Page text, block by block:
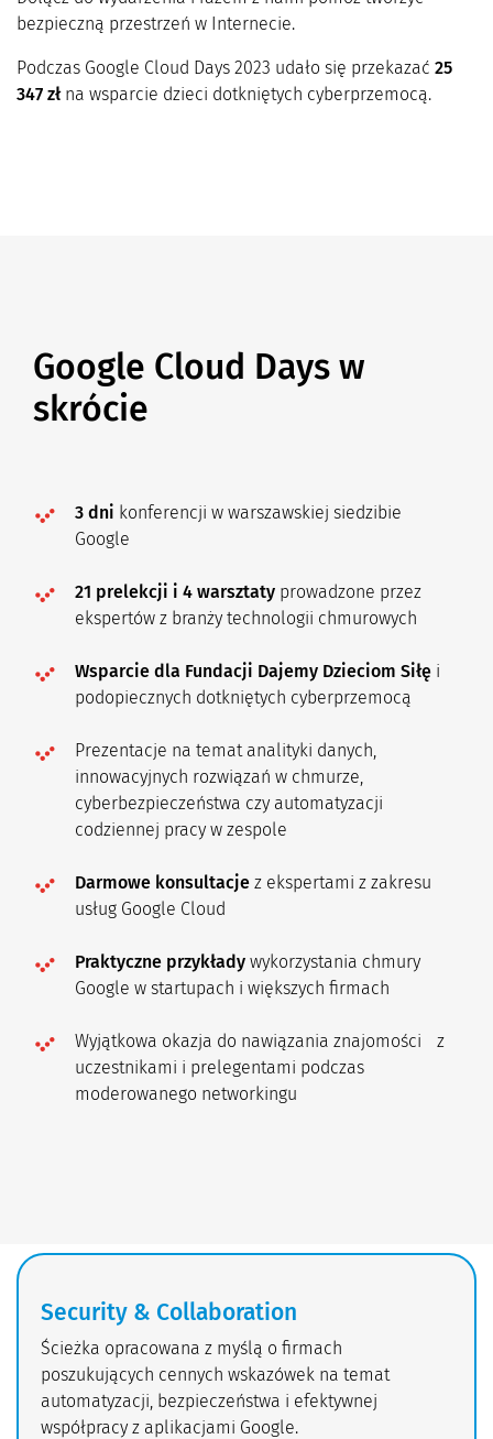
bezpieczną przestrzeń w Internecie.
Podczas Google Cloud Days 2023 udało się przekazać 25
347 złna wsparcie dzieci dotkniętych cyberprzemocą.
Google Cloud Days w
skrócie
3 dni konferencji w warszawskiej siedzibie
Google
21 prelekcji i 4 warsztaty prowadzone przez
ekspertów z branży technologii chmurowych
Wsparcie dla Fundacji Dajemy Dzieciom Siłę i
podopiecznych dotkniętych cyberprzemocą
Prezentacje na temat analityki danych,
innowacyjnych rozwiązań w chmurze,
cyberbezpieczeństwa czy automatyzacji
codziennej pracy w zespole
Darmowe konsultacje z ekspertami z zakresu
usług Google Cloud
Praktyczne przykłady wykorzystania chmury
Google w startupach i większych firmach
Wyjątkowa okazja do nawiązania znajomości z
uczestnikami i prelegentami podczas
moderowanego networkingu
Security & Collaboration
Ścieżka opracowana z myślą o firmach
poszukujących cennych wskazówek na temat
automatyzacji, bezpieczeństwa i efektywnej
współpracy z aplikacjami Google.